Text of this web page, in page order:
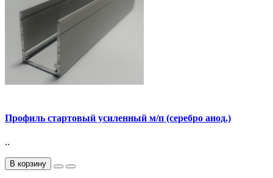
Профиль стартовый усиленный м/п (серебро анод.)
..
В корзину